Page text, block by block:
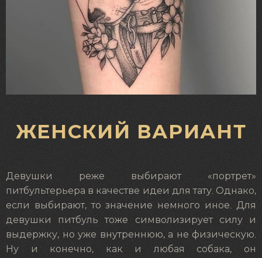
ЖЕНСКИЙ ВАРИАНТ
Девушки реже выбирают «портрет»
питбультерьера в качестве идеи для тату. Однако,
если выбирают, то значение немного иное. Для
девушки питбуль тоже символизирует силу и
выдержку, но уже внутреннюю, а не физическую.
Ну и конечно, как и любая собака, он